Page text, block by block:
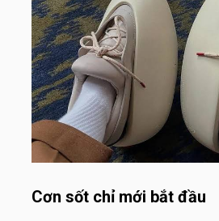
Cơn sốt chỉ mới bắt đầu